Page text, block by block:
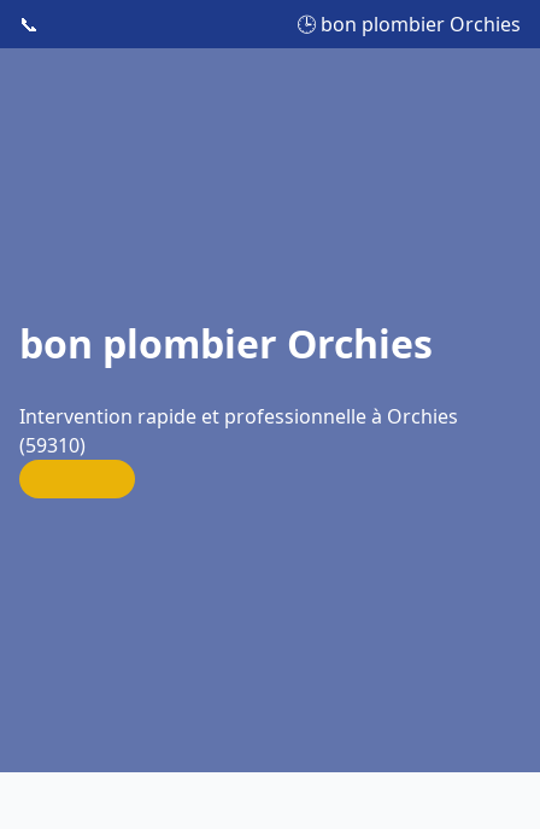
📞 🕒 bon plombier Orchies
bon plombier Orchies
Intervention rapide et professionnelle à Orchies
(59310)